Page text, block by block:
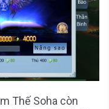
Thế Soha còn